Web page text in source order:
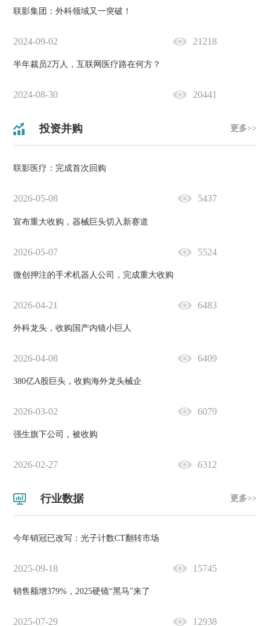
联影集团：外科领域又一突破！
2024-09-02 21218
半年裁员2万人，互联网医疗路在何方？
2024-08-30 20441
投资并购 更多>>
联影医疗：完成首次回购
2026-05-08 5437
宣布重大收购，器械巨头切入新赛道
2026-05-07 5524
微创押注的手术机器人公司，完成重大收购
2026-04-21 6483
外科龙头，收购国产内镜小巨人
2026-04-08 6409
380亿A股巨头，收购海外龙头械企
2026-03-02 6079
强生旗下公司，被收购
2026-02-27 6312
行业数据 更多>>
今年销冠已改写：光子计数CT翻转市场
2025-09-18 15745
销售额增379%，2025硬镜“黑马”来了
2025-07-29 12938